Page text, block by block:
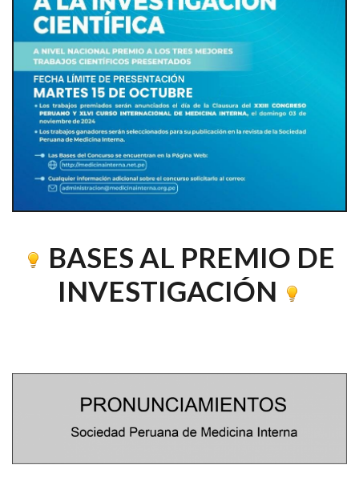
BASES AL PREMIO DE
INVESTIGACIÓN